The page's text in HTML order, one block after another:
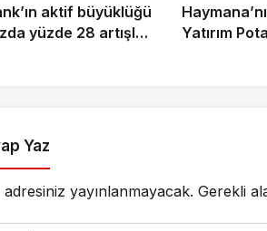
aktif büyüklüğü
yüzde 28 artışla
Yatırım
Yaz
yayınlanmayacak. Gerekli